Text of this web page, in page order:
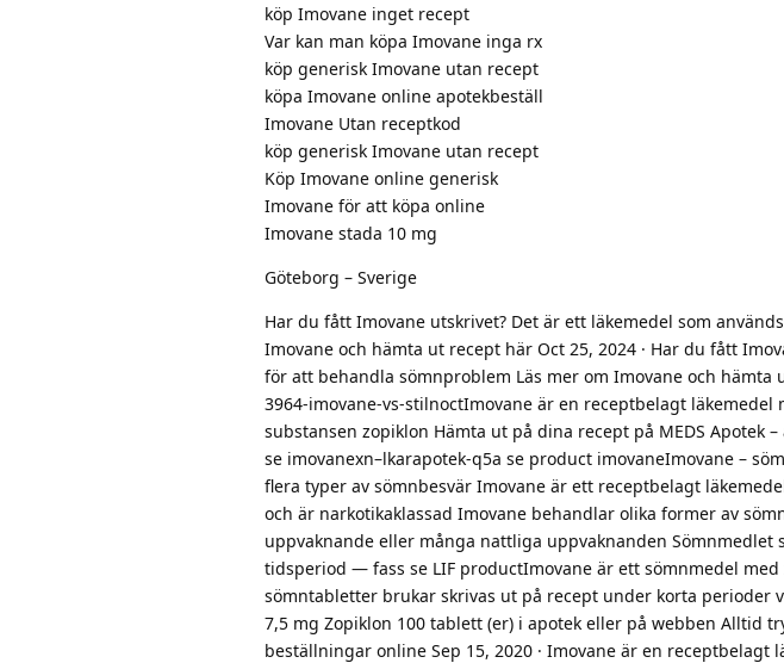
köp Imovane inget recept
Var kan man köpa Imovane inga rx
köp generisk Imovane utan recept
köpa Imovane online apotekbeställ
Imovane Utan receptkod
köp generisk Imovane utan recept
Köp Imovane online generisk
Imovane för att köpa online
Imovane stada 10 mg
Göteborg – Sverige
Har du fått Imovane utskrivet? Det är ett läkemedel som
Imovane och hämta ut recept här Oct 25, 2024 · Har du fått
för att behandla sömnproblem Läs mer om Imovane och
3964-imovane-vs-stilnoctImovane är en receptbelagt
substansen zopiklon Hämta ut på dina recept på MEDS
se imovanexn–lkarapotek-q5a se product imovaneImovane –
flera typer av sömnbesvär Imovane är ett receptbelagt
och är narkotikaklassad Imovane behandlar olika former av
uppvaknande eller många nattliga uppvaknanden Sömnmedlet
tidsperiod — fass se LIF productImovane är ett sömnmedel
sömntabletter brukar skrivas ut på recept under korta perioder
7,5 mg Zopiklon 100 tablett (er) i apotek eller på webben Alltid
beställningar online Sep 15, 2020 · Imovane är en